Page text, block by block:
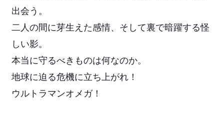
出会う。
二人の間に芽生えた感情、そして裏で暗躍する怪
しい影。
本当に守るべきものは何なのか。
地球に迫る危機に立ち上がれ！
ウルトラマンオメガ！